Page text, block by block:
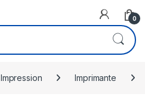
0
Impression Imprimante